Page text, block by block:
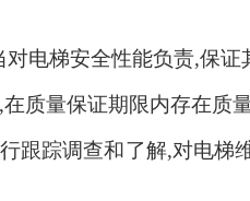
电梯安全性能负责,保证
质量保证期限内存在质
跟踪调查和了解,对电